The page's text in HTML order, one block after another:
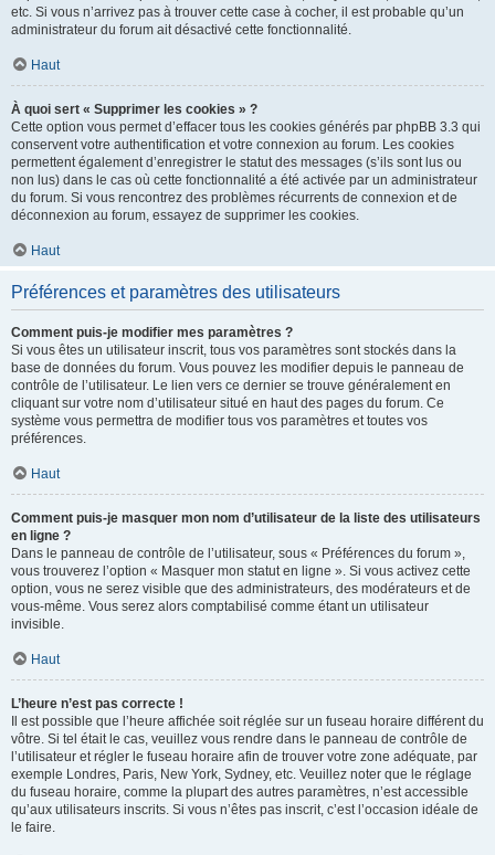
etc. Si vous n’arrivez pas à trouver cette case à cocher, il est probable qu’un
administrateur du forum ait désactivé cette fonctionnalité.
Haut
À quoi sert « Supprimer les cookies » ?
Cette option vous permet d’effacer tous les cookies générés par phpBB 3.3 qui
conservent votre authentification et votre connexion au forum. Les cookies
permettent également d’enregistrer le statut des messages (s’ils sont lus ou
non lus) dans le cas où cette fonctionnalité a été activée par un administrateur
du forum. Si vous rencontrez des problèmes récurrents de connexion et de
déconnexion au forum, essayez de supprimer les cookies.
Haut
Préférences et paramètres des utilisateurs
Comment puis-je modifier mes paramètres ?
Si vous êtes un utilisateur inscrit, tous vos paramètres sont stockés dans la
base de données du forum. Vous pouvez les modifier depuis le panneau de
contrôle de l’utilisateur. Le lien vers ce dernier se trouve généralement en
cliquant sur votre nom d’utilisateur situé en haut des pages du forum. Ce
système vous permettra de modifier tous vos paramètres et toutes vos
préférences.
Haut
Comment puis-je masquer mon nom d’utilisateur de la liste des utilisateurs
en ligne ?
Dans le panneau de contrôle de l’utilisateur, sous « Préférences du forum »,
vous trouverez l’option « Masquer mon statut en ligne ». Si vous activez cette
option, vous ne serez visible que des administrateurs, des modérateurs et de
vous-même. Vous serez alors comptabilisé comme étant un utilisateur
invisible.
Haut
L’heure n’est pas correcte !
Il est possible que l’heure affichée soit réglée sur un fuseau horaire différent du
vôtre. Si tel était le cas, veuillez vous rendre dans le panneau de contrôle de
l’utilisateur et régler le fuseau horaire afin de trouver votre zone adéquate, par
exemple Londres, Paris, New York, Sydney, etc. Veuillez noter que le réglage
du fuseau horaire, comme la plupart des autres paramètres, n’est accessible
qu’aux utilisateurs inscrits. Si vous n’êtes pas inscrit, c’est l’occasion idéale de
le faire.